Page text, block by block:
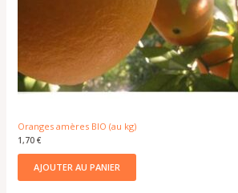
Oranges amères BIO (au kg)
1,70€
AJOUTER AU PANIER